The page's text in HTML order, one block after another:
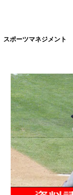
スポーツマネジメント